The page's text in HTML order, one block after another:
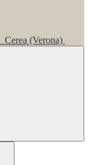
Cerea (Verona)